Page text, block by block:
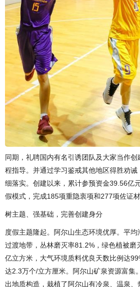
同期，礼聘国内有名引诱团队及大家当作
程指导。并通过学习鉴戒其他地区得胜劝
细落实。创建以来，累计参预资金39.56亿
假模式，完成185项重隐衷项和277项佐证材
树主题、强基础，完善创建身分
度假主题隆起。阿尔山生态环境优厚。平
过渡地带，丛林磨灭率81.2%，绿色植被磨
亿立方米，大气环境质料优良天数比例达
达2.3万个/立方厘米。阿尔山矿泉资源富集
出地质构造，栽植了阿尔山有冷泉、温泉